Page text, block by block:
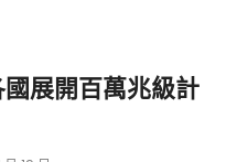
展開百萬兆級計